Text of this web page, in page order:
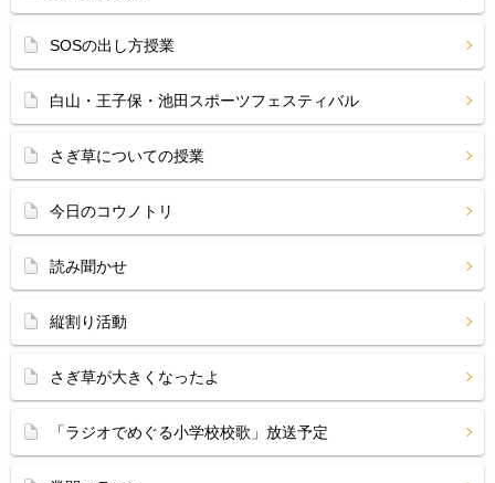
SOSの出し方授業
白山・王子保・池田スポーツフェスティバル
さぎ草についての授業
今日のコウノトリ
読み聞かせ
縦割り活動
さぎ草が大きくなったよ
「ラジオでめぐる小学校校歌」放送予定